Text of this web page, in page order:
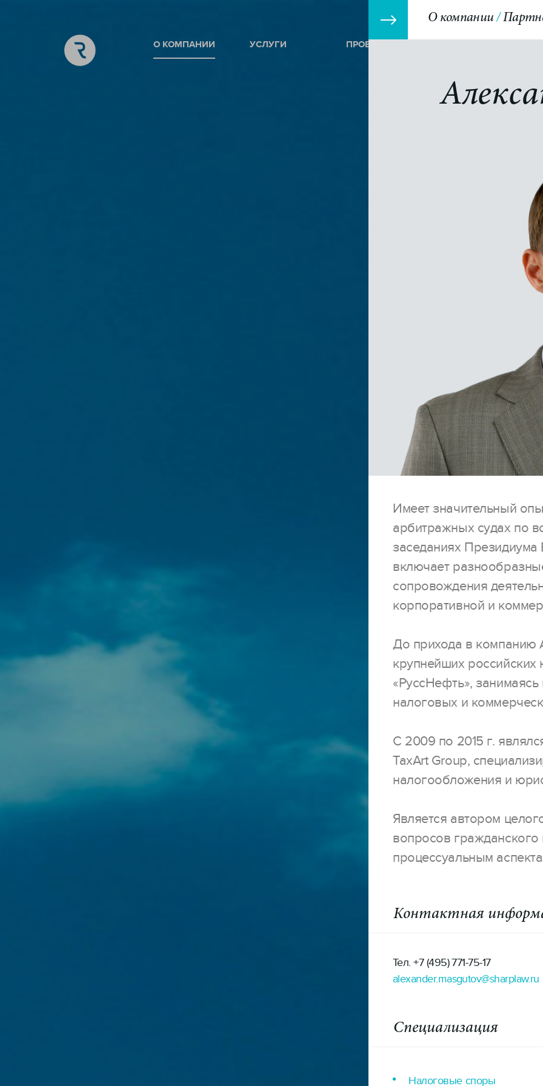
О КОМПАНИИ УСЛУГИ ПРОЕКТЫ
О компании
Имеет значительный
арбитражных судах по
заседаниях
включает
сопровождения
корпоративной и
До прихода в компанию
крупнейших
«РуссНефть»,
налоговых и
C 2009 по 2015 г.
TaxArt Group,
налогообложения и
Является автором
вопросов гражданского
процессуальным
Контактная
Тел. +7 (495) 771-75-17
alexander.masgutov@sharplaw.ru
Специализация
Налоговые споры